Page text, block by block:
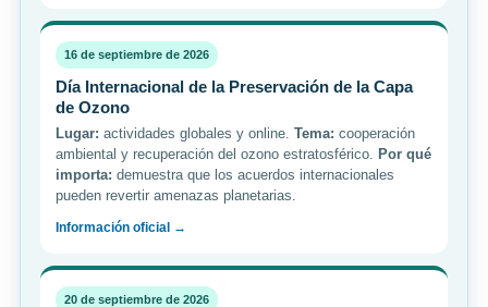
16 de septiembre de 2026
Día Internacional de la Preservación de la Capa
de Ozono
Lugar: actividades globales y online. Tema: cooperación
ambiental y recuperación del ozono estratosférico.
Por qué
importa: demuestra que los acuerdos internacionales
pueden revertir amenazas planetarias.
Información oficial →
20 de septiembre de 2026